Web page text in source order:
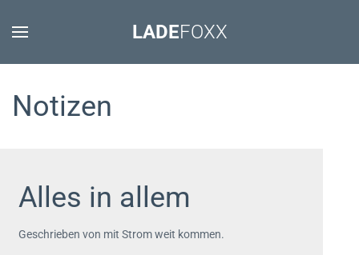
LADEFOXX
Notizen
Alles in allem
Geschrieben von mit Strom weit kommen.